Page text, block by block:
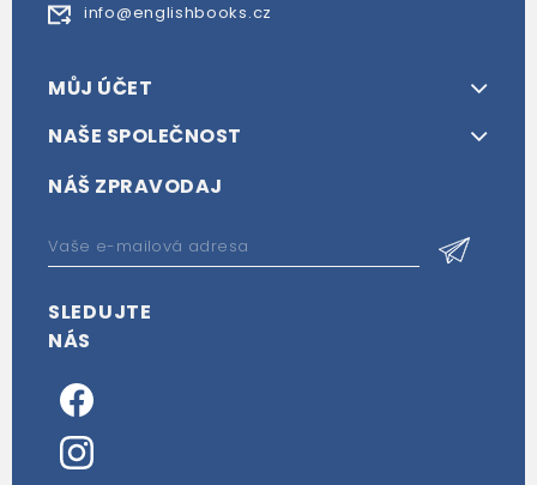
info@englishbooks.cz
MŮJ ÚČET
NAŠE SPOLEČNOST
NÁŠ ZPRAVODAJ
SLEDUJTE
NÁS